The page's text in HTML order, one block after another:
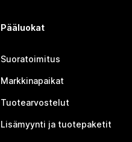
Pääluokat
Suoratoimitus
Markkinapaikat
Tuotearvostelut
Lisämyynti ja tuotepaketit